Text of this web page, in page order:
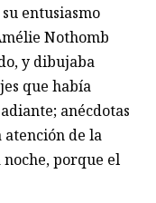
entusiasmo
Nothomb
y dibujaba
que había
anécdotas
atención de la
porque el